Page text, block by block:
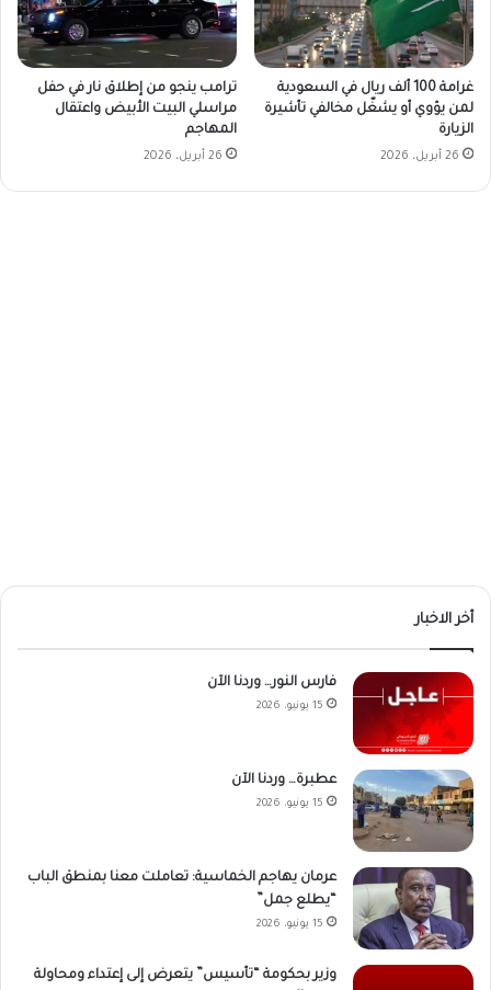
غرامة 100 ألف ريال في السعودية
لمن يؤوي أو يشغّل مخالفي تأشيرة
الزيارة
26 أبريل، 2026
ترامب ينجو من إطلاق نار في حفل
مراسلي البيت الأبيض واعتقال
المهاجم
26 أبريل، 2026
أخر الاخبار
فارس النور… وردنا الآن
15 يونيو، 2026
عطبرة… وردنا الآن
15 يونيو، 2026
عرمان يهاجم الخماسية: تعاملت معنا بمنطق الباب
“يطلع جمل”
15 يونيو، 2026
وزير بحكومة “تأسيس” يتعرض إلى إعتداء ومحاولة